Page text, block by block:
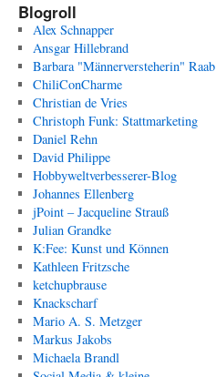
Blogroll
Alex Schnapper
Ansgar Hillebrand
Barbara "Männerversteherin" Raab
ChiliConCharme
Christian de Vries
Christoph Funk: Stattmarketing
Daniel Rehn
David Philippe
Hobbyweltverbesserer-Blog
Johannes Ellenberg
jPoint – Jacqueline Strauß
Julian Grandke
K:Fee: Kunst und Können
Kathleen Fritzsche
ketchupbrause
Knackscharf
Mario A. S. Metzger
Markus Jakobs
Michaela Brandl